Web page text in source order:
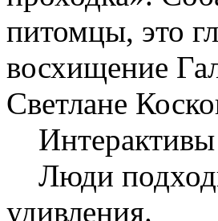
питомцы, это
восхищение
Светлане
Интерактивы
Люди
удивления.